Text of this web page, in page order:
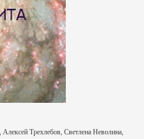
Трехлебов, Светлена Неволина,